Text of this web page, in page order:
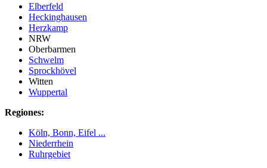
Elberfeld
Heckinghausen
Herzkamp
NRW
Oberbarmen
Schwelm
Sprockhövel
Witten
Wuppertal
Regiones:
Köln, Bonn, Eifel ...
Niederrhein
Ruhrgebiet